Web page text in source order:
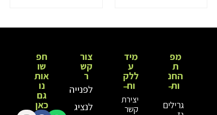
מפ
ת
החנ
ות
גרילים
מיד
ע
ללק
וח
יצירת
קשר
צור
קש
ר
לפנייה
לנציג
חפ
שו
אות
נו
גם
כאן